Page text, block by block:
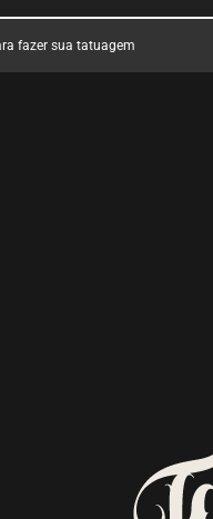
fazer sua tatuagem